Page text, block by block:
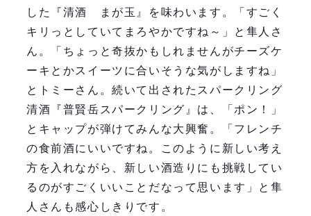
した『清酒 まが玉』を味わいます。「すごく
キリっとしていてまろやかですね～」と隼人さ
ん。「ちょっと奇抜かもしれませんがチーズケ
ーキとかスイーツに合いそうな気がしますね」
とトミーさん。続いて出されたスパークリング
清酒『普賢岳スパークリング』は、「ポン！」
とキャップが弾けてみんな大興奮。「フレンチ
の食前酒にいいですね。このように新しい考え
方を入れながら、新しい酒造りにも挑戦してい
るのがすごくいいことだなって思います」と隼
人さんも感心しきりです。